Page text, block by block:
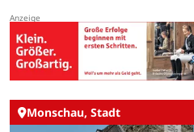
Monschau, Stadt